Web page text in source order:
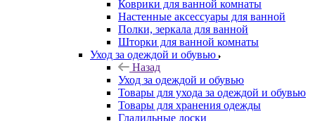
Коврики для ванной комнаты
Настенные аксессуары для ванной
Полки, зеркала для ванной
Шторки для ванной комнаты
Уход за одеждой и обувью
Назад
Уход за одеждой и обувью
Товары для ухода за одеждой и обувью
Товары для хранения одежды
Гладильные доски